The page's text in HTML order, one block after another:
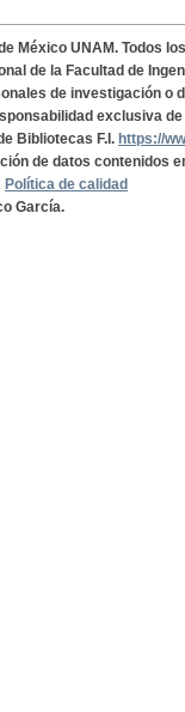
México UNAM. Todos
de la Facultad de
de investigación o
exclusiva
Bibliotecas F.I. https://
de datos contenidos
Política de calidad
García.